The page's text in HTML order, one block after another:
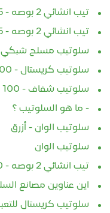
تيب انشائي 2 بوصه - 45 يارده
تيب انشائي 2 بوصه - 45 يارده ( اخضر )
سلوتيب مسلح
سلوتيب كريستال - 200 يارده
سلوتيب شفاف - 100 يارده
- ما هو السلوتيب ؟
سلوتيب الوان - أزرق
سلوتيب الوان
تيب انشائي 2 بوصه - 20 يارده
اين عناوين مصانع
سلوتيب كريستال